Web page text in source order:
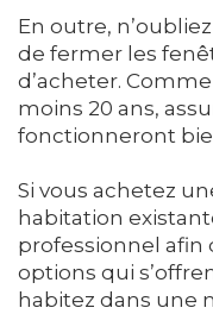
En outre,
de fermer les
d’acheter.
moins 20 ans,
fonctionneront
Si vous achetez
habitation
professionnel afin
options qui
habitez dans une